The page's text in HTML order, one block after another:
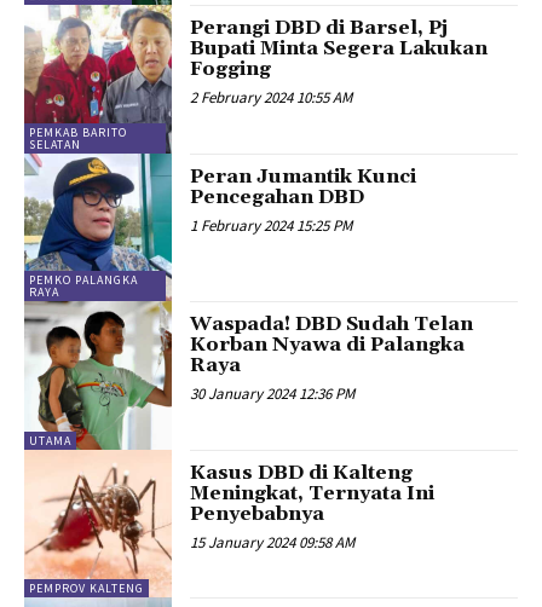
PEMKAB BARITO
SELATAN
Perangi DBD di Barsel, Pj
Bupati Minta Segera Lakukan
Fogging
2 February 2024 10:55 AM
PEMKO PALANGKA
RAYA
Peran Jumantik Kunci
Pencegahan DBD
1 February 2024 15:25 PM
UTAMA
Waspada! DBD Sudah Telan
Korban Nyawa di Palangka
Raya
30 January 2024 12:36 PM
PEMPROV KALTENG
Kasus DBD di Kalteng
Meningkat, Ternyata Ini
Penyebabnya
15 January 2024 09:58 AM